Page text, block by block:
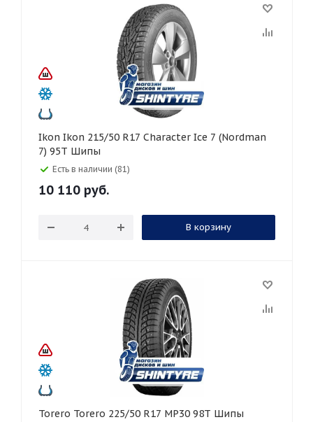
Ikon Ikon 215/50 R17 Character Ice 7 (Nordman
7) 95T Шипы
Есть в наличии (81)
10 110 руб.
В корзину
Torero Torero 225/50 R17 MP30 98T Шипы